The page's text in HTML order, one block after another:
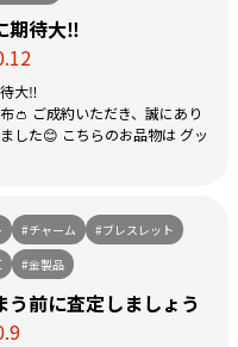
期待大‼
大‼
👛 ご成約いただき、誠にあり
した😊 こちらのお品物は グッ
#チャーム
#ブレスレット
#金製品
う前に査定しましょう